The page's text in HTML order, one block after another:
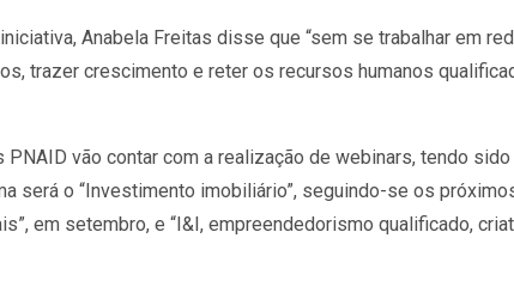
Anabela Freitas disse que “sem se trabalhar em
trazer crescimento e reter os recursos humanos
vão contar com a realização de webinars, tendo
será o “Investimento imobiliário”, seguindo-se os
em setembro, e “I&I, empreendedorismo qualificado,